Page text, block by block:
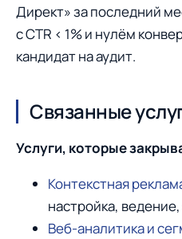
Директ» за последний
с CTR < 1% и нулём
кандидат на аудит.
Связанные
Услуги, которые
Контекстная
настройка,
Веб-аналитика и